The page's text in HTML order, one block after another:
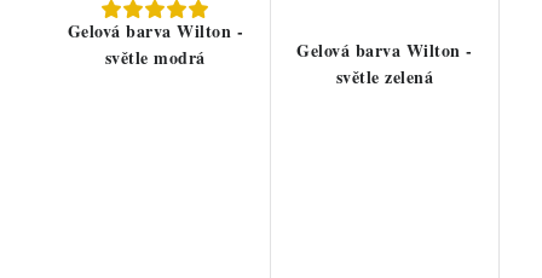
Gelová barva Wilton -
světle modrá
Gelová barva Wilton -
světle zelená